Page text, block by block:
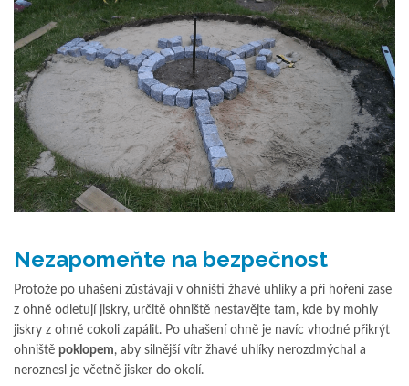
Nezapomeňte na bezpečnost
Protože po uhašení zůstávají v ohništi žhavé uhlíky a při hoření zase
z ohně odletují jiskry, určitě ohniště nestavějte tam, kde by mohly
jiskry z ohně cokoli zapálit. Po uhašení ohně je navíc vhodné přikrýt
ohniště poklopem, aby silnější vítr žhavé uhlíky nerozdmýchal a
neroznesl je včetně jisker do okolí.